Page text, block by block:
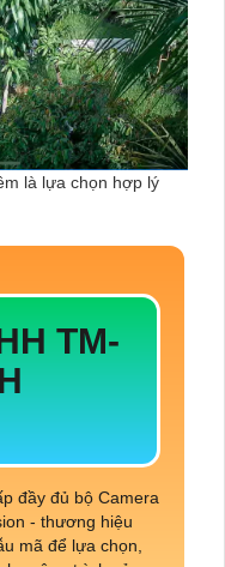
là lựa chọn hợp lý
TM-
đầy đủ bộ Camera
- thương hiệu
mã để lựa chọn,